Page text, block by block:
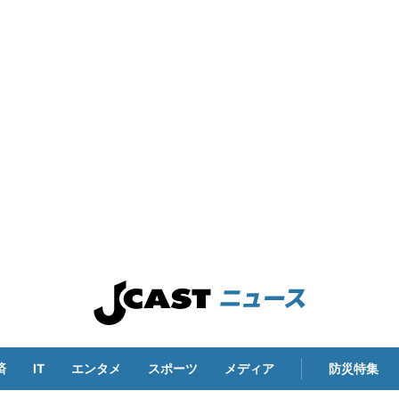
IT エンタメ スポーツ メディア 防災特集